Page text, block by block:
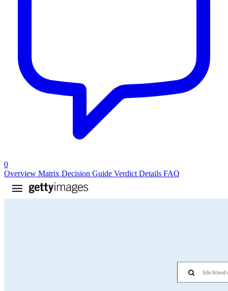
0
Overview Matrix Decision Guide Verdict Details FAQ